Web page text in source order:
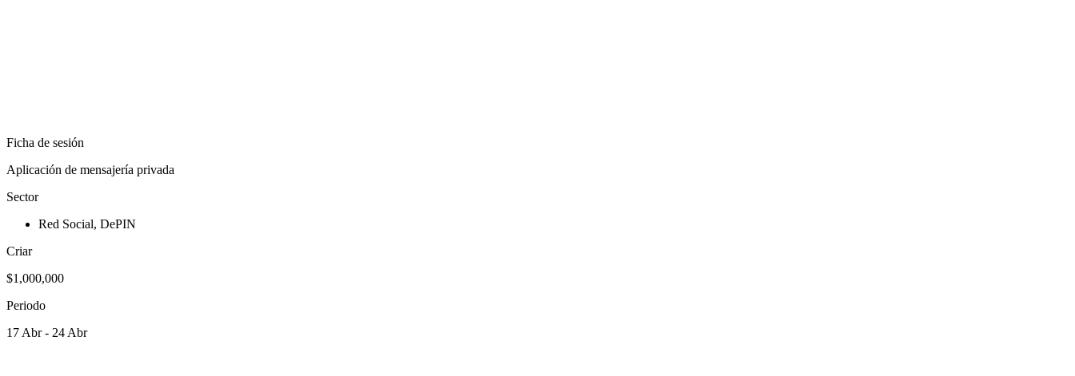
Ficha de sesión
Aplicación de mensajería privada
Sector
Red Social, DePIN
Criar
$1,000,000
Periodo
17 Abr - 24 Abr